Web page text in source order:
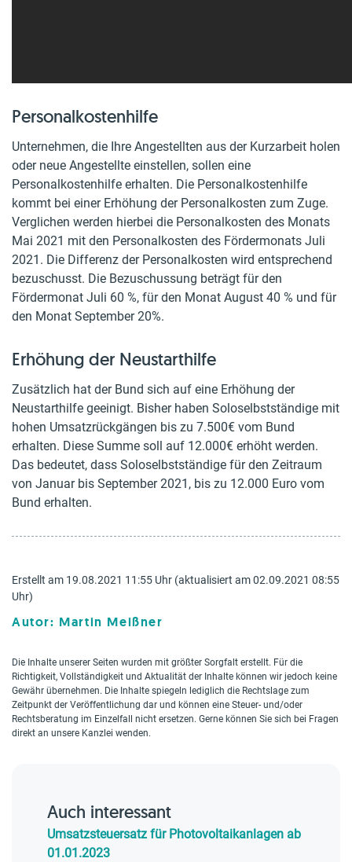
Personalkostenhilfe
Unternehmen, die Ihre Angestellten aus der Kurzarbeit holen
oder neue Angestellte einstellen, sollen eine
Personalkostenhilfe erhalten. Die Personalkostenhilfe
kommt bei einer Erhöhung der Personalkosten zum Zuge.
Verglichen werden hierbei die Personalkosten des Monats
Mai 2021 mit den Personalkosten des Fördermonats Juli
2021. Die Differenz der Personalkosten wird entsprechend
bezuschusst. Die Bezuschussung beträgt für den
Fördermonat Juli 60 %, für den Monat August 40 % und für
den Monat September 20%.
Erhöhung der Neustarthilfe
Zusätzlich hat der Bund sich auf eine Erhöhung der
Neustarthilfe geeinigt. Bisher haben Soloselbstständige mit
hohen Umsatzrückgängen bis zu 7.500€ vom Bund
erhalten. Diese Summe soll auf 12.000€ erhöht werden.
Das bedeutet, dass Soloselbstständige für den Zeitraum
von Januar bis September 2021, bis zu 12.000 Euro vom
Bund erhalten.
Erstellt am 19.08.2021 11:55 Uhr (aktualisiert am 02.09.2021 08:55
Uhr)
Autor: Martin Meißner
Die Inhalte unserer Seiten wurden mit größter Sorgfalt erstellt. Für die
Richtigkeit, Vollständigkeit und Aktualität der Inhalte können wir jedoch keine
Gewähr übernehmen. Die Inhalte spiegeln lediglich die Rechtslage zum
Zeitpunkt der Veröffentlichung dar und können eine Steuer- und/oder
Rechtsberatung im Einzelfall nicht ersetzen. Gerne können Sie sich bei Fragen
direkt an unsere Kanzlei wenden.
Auch interessant
Umsatzsteuersatz für Photovoltaikanlagen ab
01.01.2023